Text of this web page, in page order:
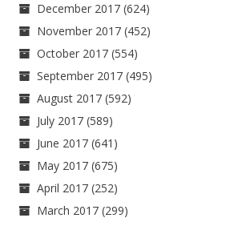
December 2017 (624)
November 2017 (452)
October 2017 (554)
September 2017 (495)
August 2017 (592)
July 2017 (589)
June 2017 (641)
May 2017 (675)
April 2017 (252)
March 2017 (299)